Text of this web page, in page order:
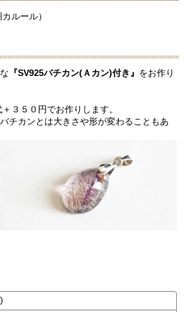
ルール）
『SV925バチカン(Ａカン)付き』 をお作り
３５０円でお作りします。
チカンとは大きさや形が変わることもあ